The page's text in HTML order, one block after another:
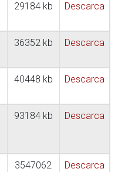
29184 kb Descarca
36352 kb Descarca
40448 kb Descarca
93184 kb Descarca
3547062
Descarca